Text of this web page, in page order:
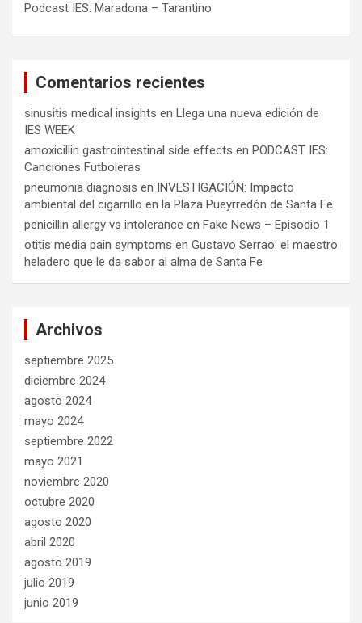
Podcast IES: Maradona – Tarantino
Comentarios recientes
sinusitis medical insights en Llega una nueva edición de
IES WEEK
amoxicillin gastrointestinal side effects en PODCAST IES:
Canciones Futboleras
pneumonia diagnosis en INVESTIGACIÓN: Impacto
ambiental del cigarrillo en la Plaza Pueyrredón de Santa Fe
penicillin allergy vs intolerance en Fake News – Episodio 1
otitis media pain symptoms en Gustavo Serrao: el maestro
heladero que le da sabor al alma de Santa Fe
Archivos
septiembre 2025
diciembre 2024
agosto 2024
mayo 2024
septiembre 2022
mayo 2021
noviembre 2020
octubre 2020
agosto 2020
abril 2020
agosto 2019
julio 2019
junio 2019